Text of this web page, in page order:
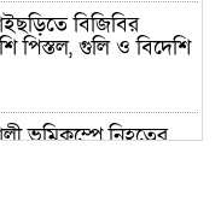
বিজিবির
পিস্তল, গুলি ও বিদেশি
ভূমিকম্পে নিহতের